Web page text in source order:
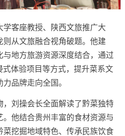
客座教授、陕西文旅推广大
从文旅融合视角破题。他建
地方旅游资源深度结合，通过
体验项目等方式，提升菜系文
品牌走向全国。
刘操会长全面解读了黔菜独特
他结合贵州丰富的食材资源与
菜挖掘地域特色、传承民族饮食